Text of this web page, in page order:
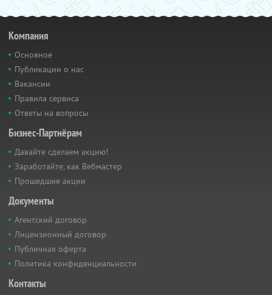
Компания
Основное
Публикации о нас
Вакансии
Правила сервиса
Ответы на вопросы
Бизнес-Партнёрам
Давайте сделаем акцию!
Заработайте, как Вебмастер
Прошедшие акции
Документы
Агентский договор
Лицензионный договор
Публичная оферта
Политика конфиденциальности
Контакты